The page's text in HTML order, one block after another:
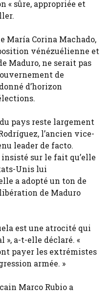
« sûre, appropriée et
María Corina Machado,
vénézuélienne et
Maduro, ne serait pas
de
d’horizon
pays reste largement
l’ancien vice-
leader de facto.
sur le fait qu’elle
Unis lui
a adopté un ton de
de Maduro
est une atrocité qui
a-t-elle déclaré. «
payer les extrémistes
armée. »
Marco Rubio a